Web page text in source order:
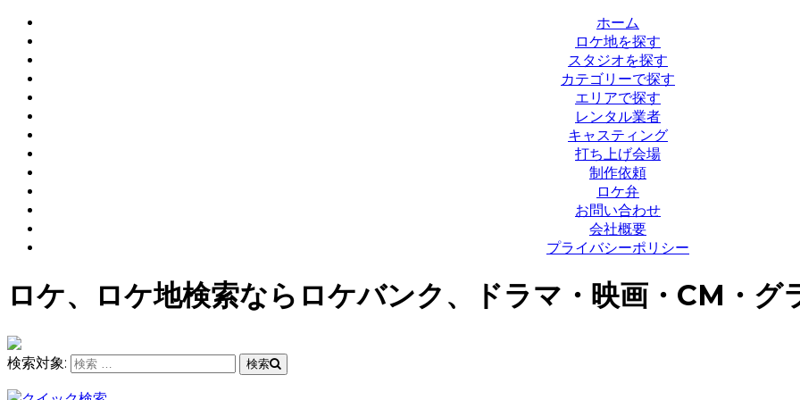
ホーム
ロケ地を探す
スタジオを探す
カテゴリーで探す
エリアで探す
レンタル業者
キャスティング
打ち上げ会場
制作依頼
ロケ弁
お問い合わせ
会社概要
プライバシーポリシー
ロケ、ロケ地検索ならロケバンク、ドラマ・映画・CM・グ
検索対象: 検索